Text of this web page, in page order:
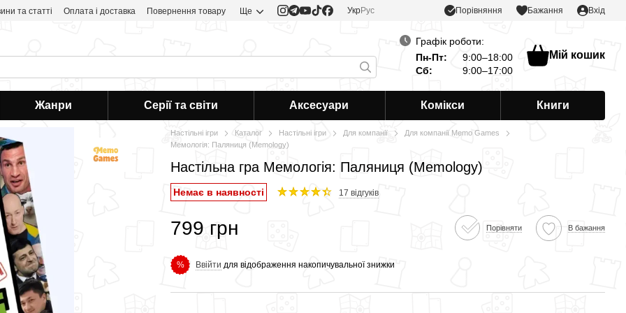
та статті Оплата і доставка Повернення товару Ще УкрРус Порівняння Бажання Вхід
Графік роботи:
Пн-Пт:
9:00–18:00
Сб:
9:00–17:00
Мій кошик
Жанри Серії та світи Аксесуари Комікси Книги
Настільні ігри Каталог Настільні ігри Для компанії
Для компанії Memo Games
Мемологія: Паляниця (Memology)
Настільна гра Мемологія: Паляниця (Memology)
Немає в наявності 17 відгуків
799 грн Порівняти В бажання
% Ввійти для відображення накопичувальної знижки